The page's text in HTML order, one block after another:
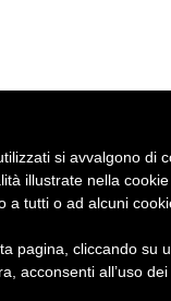
si avvalgono di
illustrate nella
a tutti o ad alcuni
pagina, cliccando su
acconsenti all’uso